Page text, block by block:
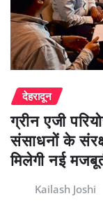
देहरादून
ग्रीन एजी
संसाधनों के
मिलेगी नई
Kailash Joshi